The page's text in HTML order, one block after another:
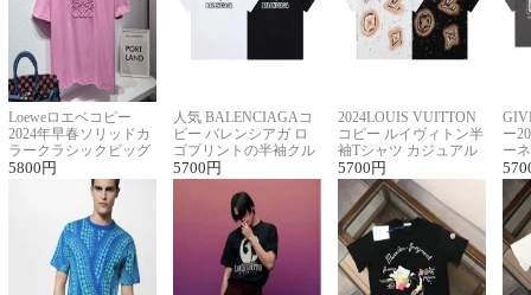
Loeweロエベコピー
2024年早春ソリッドカ
ラークラシックビッグ
ロゴ刺繍Tシャツ
5800 円
人気 BALENCIAGAコ
ピー バレンシアガ ロ
ゴプリントの半袖クル
ーネックTシャツ
5700 円
2024LOUIS VUITTON
コピー ルイヴィトン半
袖Tシャツ カジュアル
に馴染む 2色展開
5700 円
ー
ー
ー